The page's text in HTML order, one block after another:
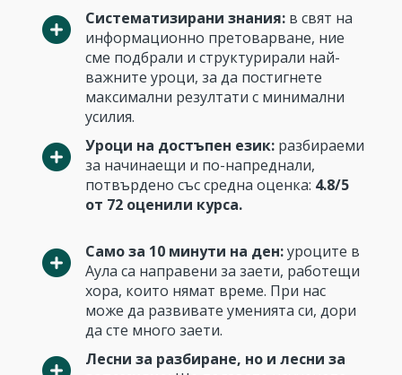
Систематизирани знания: в свят на
информационно претоварване, ние
сме подбрали и структурирали най-
важните уроци, за да постигнете
максимални резултати с минимални
усилия.
Уроци на достъпен език: разбираеми
за начинаещи и по-напреднали,
потвърдено със средна оценка: 4.8/5
от 72 оценили курса.
Само за 10 минути на ден:уроците в
Аула са направени за заети, работещи
хора, които нямат време. При нас
може да развивате уменията си, дори
да сте много заети.
Лесни за разбиране, но и лесни за